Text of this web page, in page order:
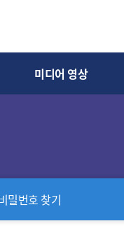
미디어 영상
밀번호 찾기